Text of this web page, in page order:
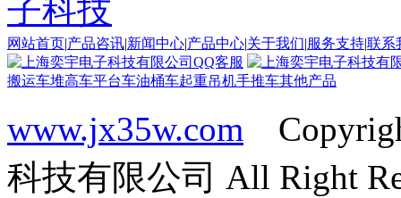
网站首页|产品咨讯|新闻中心|产品中心|关于我们|服务支持|联系
搬运车堆高车平台车油桶车起重吊机手推车其他产品
www.jx35w.com
科技有限公司 All Right